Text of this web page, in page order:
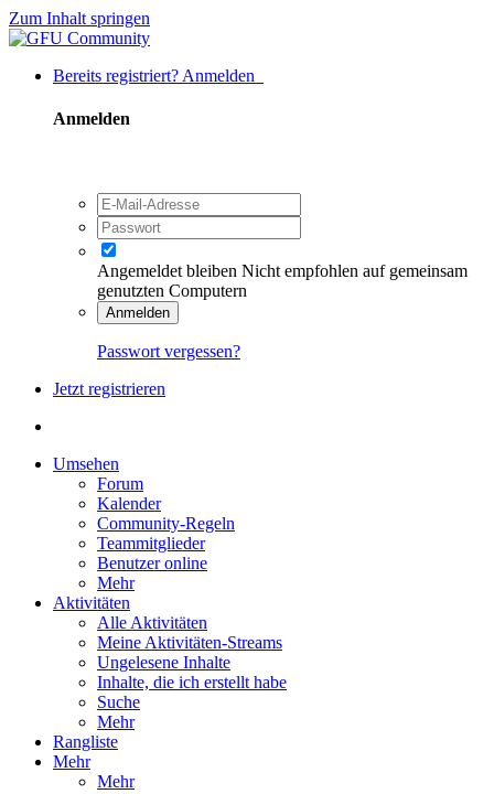
Zum Inhalt springen
Bereits registriert? Anmelden
Anmelden
Angemeldet bleiben Nicht empfohlen auf gemeinsam
genutzten Computern
Anmelden
Passwort vergessen?
Jetzt registrieren
Umsehen
Forum
Kalender
Community-Regeln
Teammitglieder
Benutzer online
Mehr
Aktivitäten
Alle Aktivitäten
Meine Aktivitäten-Streams
Ungelesene Inhalte
Inhalte, die ich erstellt habe
Suche
Mehr
Rangliste
Mehr
Mehr